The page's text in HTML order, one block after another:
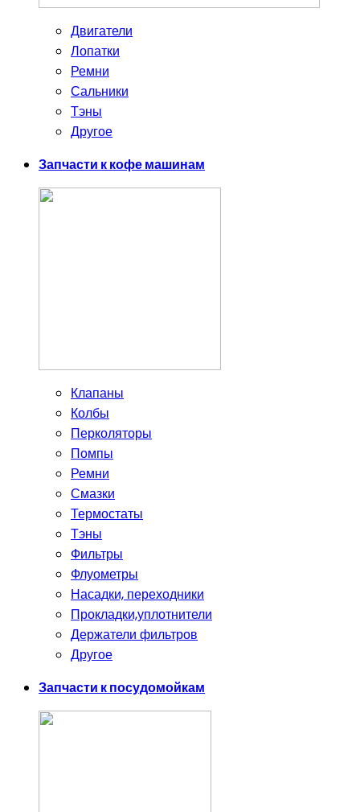
Двигатели
Лопатки
Ремни
Сальники
Тэны
Другое
Запчасти к кофе машинам
Клапаны
Колбы
Перколяторы
Помпы
Ремни
Смазки
Термостаты
Тэны
Фильтры
Флуометры
Насадки, переходники
Прокладки,уплотнители
Держатели фильтров
Другое
Запчасти к посудомойкам